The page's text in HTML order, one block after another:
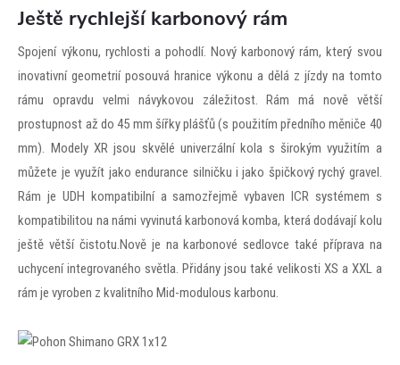
Ještě rychlejší karbonový rám
Spojení výkonu, rychlosti a pohodlí. Nový karbonový rám, který svou
inovativní geometrií posouvá hranice výkonu a dělá z jízdy na tomto
rámu opravdu velmi návykovou záležitost. Rám má nově větší
prostupnost až do 45 mm šířky plášťů (s použitím předního měniče 40
mm). Modely XR jsou skvělé univerzální kola s širokým využitím a
můžete je využít jako endurance silničku i jako špičkový rychý gravel.
Rám je UDH kompatibilní a samozřejmě vybaven ICR systémem s
kompatibilitou na námi vyvinutá karbonová komba, která dodávají kolu
ještě větší čistotu.Nově je na karbonové sedlovce také příprava na
uchycení integrovaného světla. Přidány jsou také velikosti XS a XXL a
rám je vyroben z kvalitního Mid-modulous karbonu.